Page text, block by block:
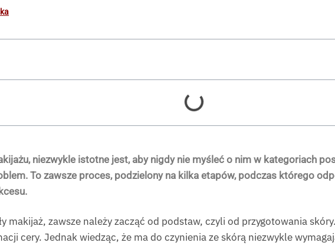
niezwykle istotne jest, aby nigdy nie myśleć o nim w kategoriach
To zawsze proces, podzielony na kilka etapów, podczas którego
makijaż, zawsze należy zacząć od podstaw, czyli od przygotowania
cery. Jednak wiedząc, że ma do czynienia ze skórą niezwykle